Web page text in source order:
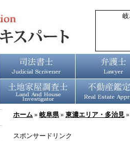
ホーム » 岐阜県» 東濃エリア・多治見 »
スポンサードリンク